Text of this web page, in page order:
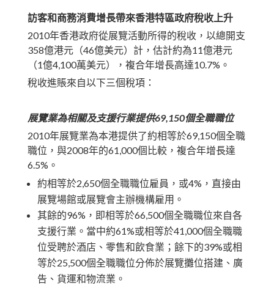
訪客和商務消費增長帶來香港特區政府稅收上升
2010年香港政府從展覽活動所得的稅收，以總開支
358億港元（46億美元）計，估計約為11億港元
（1億4,100萬美元），複合年增長高達10.7%。
稅收進賬來自以下三個稅項：
展覽業為相關及支援行業提供69,150個全職職位
2010年展覽業為本港提供了約相等於69,150個全職
職位，與2008年的61,000個比較，複合年增長達
6.5%。
約相等於2,650個全職職位雇員，或4%，直接由
展覽場館或展覽會主辦機構雇用。
其餘的96%，即相等於66,500個全職職位來自各
支援行業。當中約61%或相等於41,000個全職職
位受聘於酒店、零售和飲食業；餘下的39%或相
等於25,500個全職職位分佈於展覽攤位搭建、廣
告、貨運和物流業。